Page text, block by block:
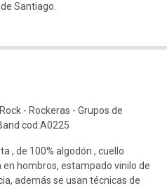
Santiago.
- Rockeras - Grupos de
cod:A0225
, de 100% algodón , cuello
hombros, estampado vinilo de
además se usan técnicas de